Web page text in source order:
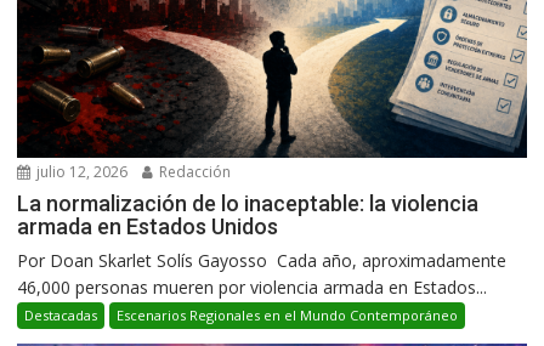
julio 12, 2026 Redacción
La normalización de lo inaceptable: la violencia
armada en Estados Unidos
Por Doan Skarlet Solís Gayosso Cada año, aproximadamente
46,000 personas mueren por violencia armada en Estados...
Destacadas Escenarios Regionales en el Mundo Contemporáneo